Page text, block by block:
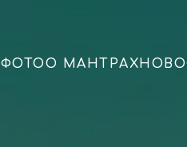
ФОТОО МАНТРАХ